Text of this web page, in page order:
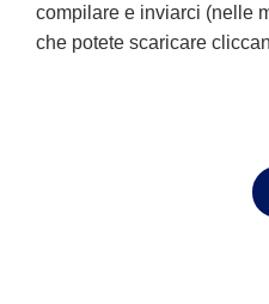
compilare e inviarci (nelle
che potete scaricare